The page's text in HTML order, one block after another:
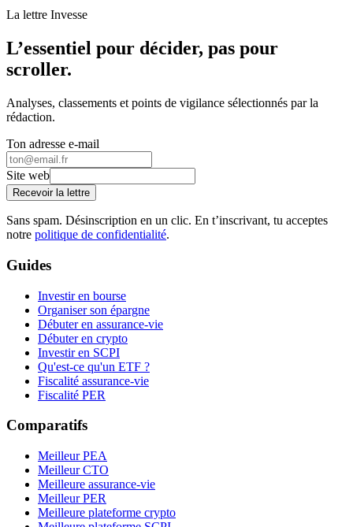
La lettre Invesse
L’essentiel pour décider, pas pour
scroller.
Analyses, classements et points de vigilance sélectionnés par la
rédaction.
Ton adresse e-mail
Site web
Recevoir la lettre
Sans spam. Désinscription en un clic. En t’inscrivant, tu acceptes
notre politique de confidentialité.
Guides
Investir en bourse
Organiser son épargne
Débuter en assurance-vie
Débuter en crypto
Investir en SCPI
Qu'est-ce qu'un ETF ?
Fiscalité assurance-vie
Fiscalité PER
Comparatifs
Meilleur PEA
Meilleur CTO
Meilleure assurance-vie
Meilleur PER
Meilleure plateforme crypto